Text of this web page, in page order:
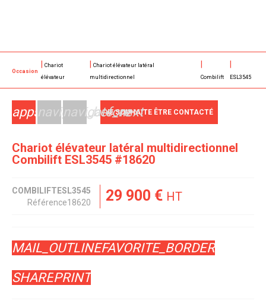
Occasion
Chariot
élévateur
Chariot élévateur latéral
multidirectionnel
Combilift ESL3545
Chariot élévateur latéral multidirectionnel
Combilift ESL3545 #18620
appsnavigate_before
navigate_nextJE SOUHAITE ÊTRE CONTACTÉ
COMBILIFTESL3545
Référence18620 29 900 € HT
FAVORITE_BORDER
MAIL_OUTLINE
SHAREPRINT